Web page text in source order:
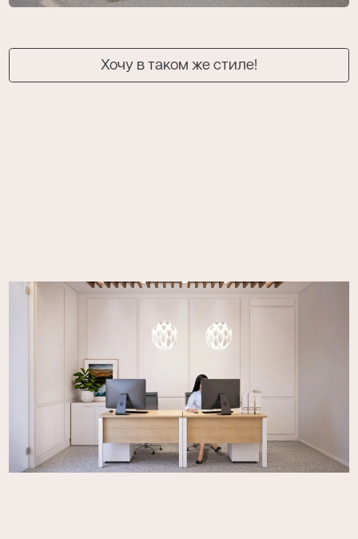
Хочу в таком же стиле!